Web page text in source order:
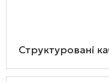
Структуровані